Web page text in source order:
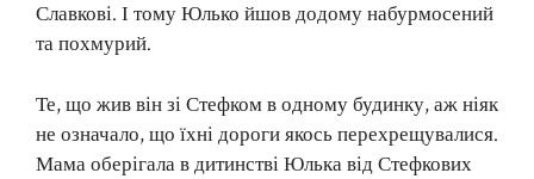
Славкові. І тому Юлько йшов додому набурмосений
та похмурий.
Те, що жив він зі Стефком в одному будинку, аж ніяк
не означало, що їхні дороги якось перехрещувалися.
Мама оберігала в дитинстві Юлька від Стефкових